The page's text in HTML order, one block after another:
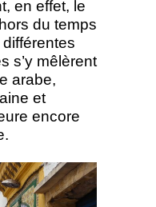
en effet, le
du temps
différentes
s’y mêlèrent
arabe,
et
encore